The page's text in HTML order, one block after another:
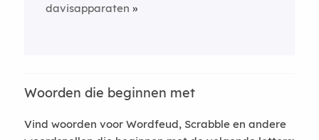
davisapparaten
Woorden die beginnen met
Vind woorden voor Wordfeud, Scrabble en andere